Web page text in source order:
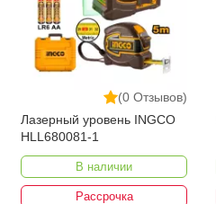
(0 Отзывов)
Лазерный уровень INGCO
HLL680081-1
В наличии
Рассрочка